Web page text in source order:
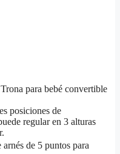
para bebé convertible
posiciones de
regular en 3 alturas
de 5 puntos para